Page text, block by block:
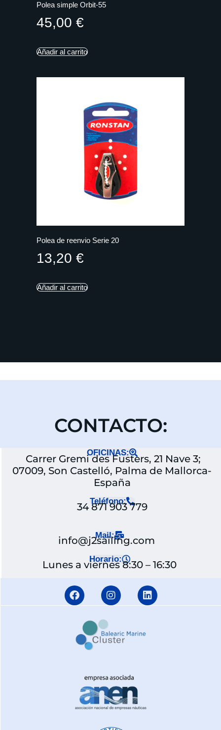
Polea simple Orbit-55
45,00 €
Añadir al carrito
Polea de reenvio Serie 20
13,20 €
Añadir al carrito
CONTACTO:
OFICINAS:
Carrer Gremi des Fusters, 21 Nave 3;
07009, Son Castelló, Palma de Mallorca-
España
Teléfono:
34 871 903 779
Mail:
info@j2sailing.com
Horario:
Lunes a viernes 8:30 – 16:30